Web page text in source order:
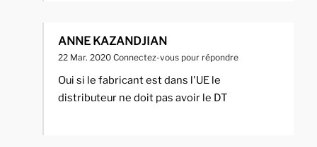
ANNE KAZANDJIAN
22 Mar. 2020 Connectez-vous pour répondre
Oui si le fabricant est dans l'UE le
distributeur ne doit pas avoir le DT